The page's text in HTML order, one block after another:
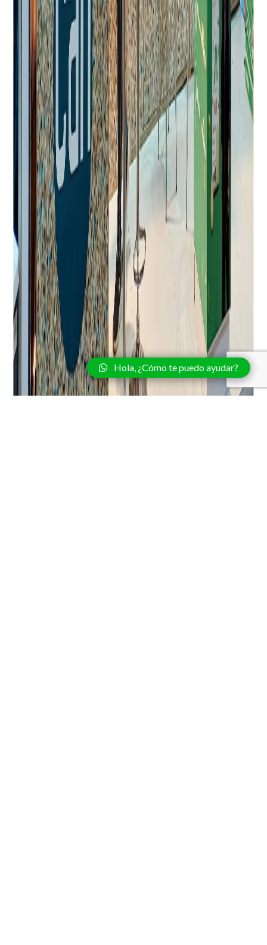
Hola, ¿Cómo te puedo ayudar?